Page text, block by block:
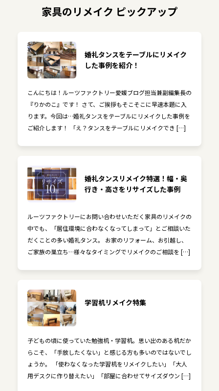
家具のリメイク ピックアップ
婚礼タンスをテーブルにリメイク
した事例を紹介！
こんにちは！ルーツファクトリー愛媛ブログ担当兼副編集長の
『りかのこ』です！ さて、ご挨拶もそこそこに早速本題に入
ります。今回は…婚礼タンスをテーブルにリメイクした事例を
ご紹介します！ 「え？タンスをテーブルにリメイクでき […]
婚礼タンスリメイク特選！幅・奥
行き・高さをリサイズした事例
ルーツファクトリーにお問い合わせいただく家具のリメイクの
中でも、「居住環境に合わなくなってしまって」とご相談いた
だくことの多い婚礼タンス。 お家のリフォーム、お引越し、
ご家族の巣立ち…様々なタイミングでリメイクのご相談を […]
学習机リメイク特集
子どもの頃に使っていた勉強机・学習机。思い出のある机だか
らこそ、「手放したくない」と感じる方も多いのではないでし
ょうか。 「使わなくなった学習机をリメイクしたい」「大人
用デスクに作り替えたい」「部屋に合わせてサイズダウン […]